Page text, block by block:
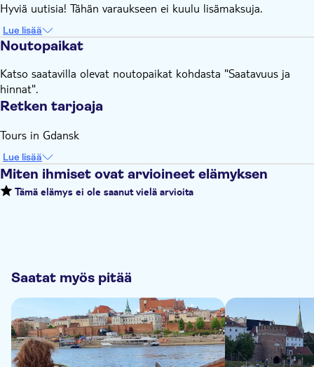
Hyviä uutisia! Tähän varaukseen ei kuulu lisämaksuja.
Lue lisää
Noutopaikat
Katso saatavilla olevat noutopaikat kohdasta "Saatavuus ja
hinnat".
Retken tarjoaja
Tours in Gdansk
Lue lisää
Miten ihmiset ovat arvioineet elämyksen
Tämä elämys ei ole saanut vielä arvioita
Saatat myös pitää